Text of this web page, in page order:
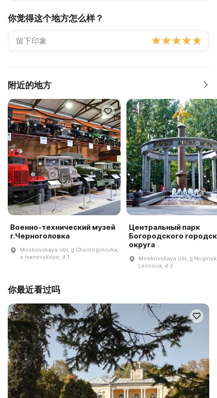
你觉得这个地方怎么样？
附近的地方
Военно-технический музей
г.Черноголовка
Moskovskaya obl, g Chernogolovka,
s Ivanovskoye, d 1
Центральный парк
Богородского
округа
Moskovskaya obl, g
Lesnova, d 2
你最近看过吗